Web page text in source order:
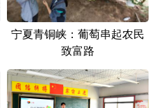
宁夏青铜峡：葡萄串起农民
致富路